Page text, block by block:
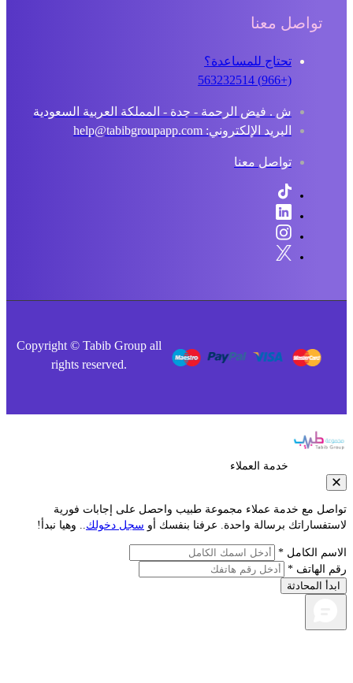
تواصل معنا
تحتاج للمساعدة؟
ش . فيض الرحمة - جدة - المملكة العربية السعودية
البريد الإلكتروني: help@tabibgroupapp.com
تواصل معنا
Copyright © Tabib Group all
rights reserved.
خدمة العملاء
مع خدمة عملاء مجموعة طبيب واحصل على إجابات فورية
برسالة واحدة. عرفنا بنفسك أوسجل دخولك.. وهيا نبدأ!
الكامل *
الهاتف *
المحادثة